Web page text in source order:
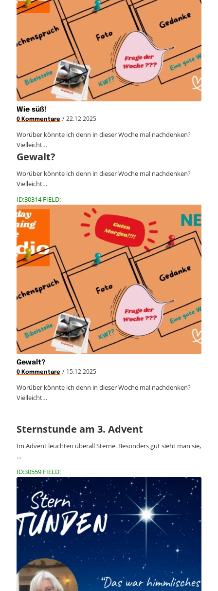
Wie süß!
0 Kommentare / 22.12.2025
Worüber könnte ich denn in dieser Woche mal nachdenken?
Vielleicht…
Gewalt?
Worüber könnte ich denn in dieser Woche mal nachdenken?
Vielleicht…
ID:30314 FIELD:
Gewalt?
0 Kommentare / 15.12.2025
Worüber könnte ich denn in dieser Woche mal nachdenken?
Vielleicht…
Sternstunde am 3. Advent
Im Advent leuchten überall Sterne. Besonders gut sieht man sie,
…
ID:30559 FIELD: